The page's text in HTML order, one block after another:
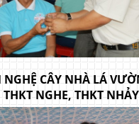
NGHỆ CÂY NHÀ LÁ
THKT NGHE, THKT NHẢY